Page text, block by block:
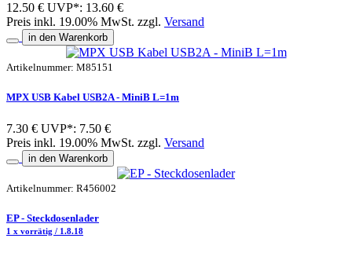
12.50 € UVP*: 13.60 €
Preis inkl. 19.00% MwSt. zzgl. Versand
in den Warenkorb
Artikelnummer: M85151
MPX USB Kabel USB2A - MiniB L=1m
7.30 € UVP*: 7.50 €
Preis inkl. 19.00% MwSt. zzgl. Versand
in den Warenkorb
Artikelnummer: R456002
EP - Steckdosenlader
1 x vorrätig / 1.8.18